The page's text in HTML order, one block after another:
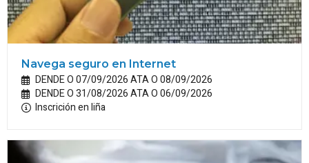
Navega seguro en Internet
DENDE O 07/09/2026 ATA O 08/09/2026
DENDE O 31/08/2026 ATA O 06/09/2026
Inscrición en liña